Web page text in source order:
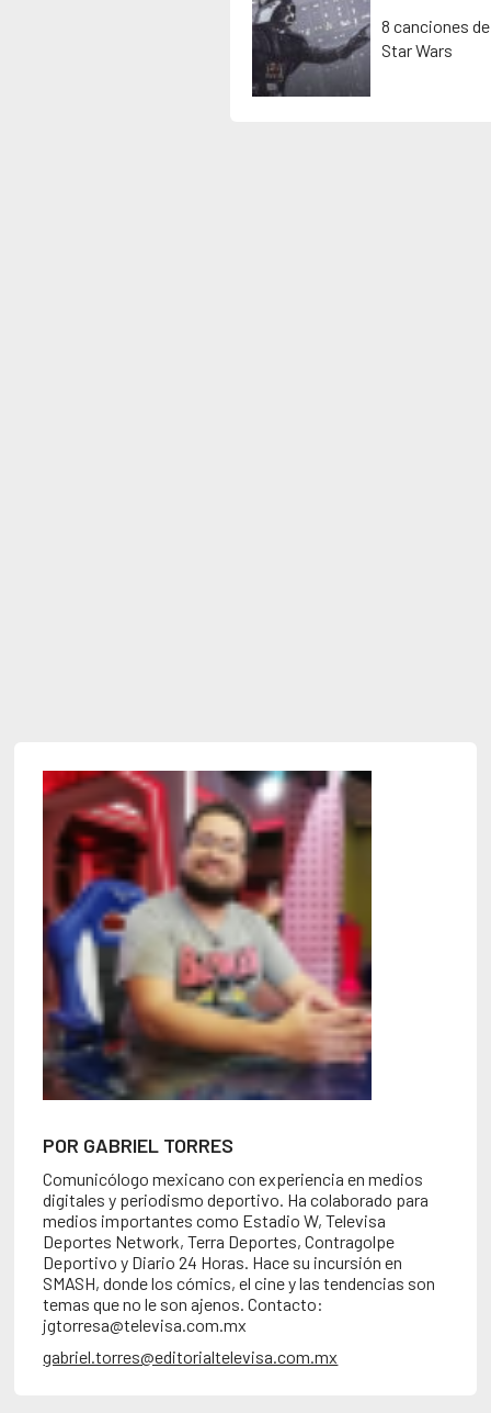
8 canciones
Star Wars
POR GABRIEL TORRES
Comunicólogo mexicano con experiencia en medios
digitales y periodismo deportivo. Ha colaborado para
medios importantes como Estadio W, Televisa
Deportes Network, Terra Deportes, Contragolpe
Deportivo y Diario 24 Horas. Hace su incursión en
SMASH, donde los cómics, el cine y las tendencias son
temas que no le son ajenos. Contacto:
jgtorresa@televisa.com.mx
gabriel.torres@editorialtelevisa.com.mx